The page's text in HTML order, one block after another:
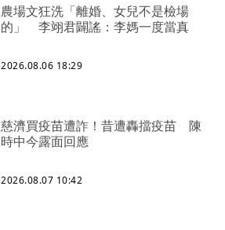
農場文狂洗「離婚、女兒不是檢場
的」 李翊君闢謠：李媽一度當真
2026.08.06 18:29
慈濟買疫苗遭詐！昔遭轟擋疫苗 陳
時中今露面回應
2026.08.07 10:42